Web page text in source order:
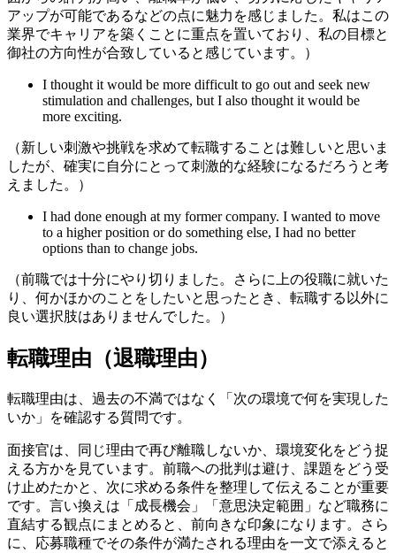
アップが可能であるなどの点に魅力を感じました。私はこの
業界でキャリアを築くことに重点を置いており、私の目標と
御社の方向性が合致していると感じています。）
I thought it would be more difficult to go out and seek new
stimulation and challenges, but I also thought it would be
more exciting.
（新しい刺激や挑戦を求めて転職することは難しいと思いま
したが、確実に自分にとって刺激的な経験になるだろうと考
えました。）
I had done enough at my former company. I wanted to move
to a higher position or do something else, I had no better
options than to change jobs.
（前職では十分にやり切りました。さらに上の役職に就いた
り、何かほかのことをしたいと思ったとき、転職する以外に
良い選択肢はありませんでした。）
転職理由（退職理由）
転職理由は、過去の不満ではなく「次の環境で何を実現した
いか」を確認する質問です。
面接官は、同じ理由で再び離職しないか、環境変化をどう捉
える方かを見ています。前職への批判は避け、課題をどう受
け止めたかと、次に求める条件を整理して伝えることが重要
です。言い換えは「成長機会」「意思決定範囲」など職務に
直結する観点にまとめると、前向きな印象になります。さら
に、応募職種でその条件が満たされる理由を一文で添えると